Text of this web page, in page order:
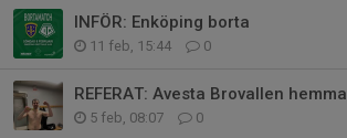
INFÖR: Enköping borta
11 feb, 15:44 0
REFERAT: Avesta Brovallen hemma
5 feb, 08:07 0